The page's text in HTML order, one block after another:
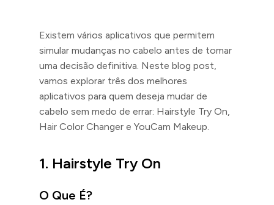
Existem vários aplicativos que permitem
simular mudanças no cabelo antes de tomar
uma decisão definitiva. Neste blog post,
vamos explorar três dos melhores
aplicativos para quem deseja mudar de
cabelo sem medo de errar: Hairstyle Try On,
Hair Color Changer e YouCam Makeup.
1. Hairstyle Try On
O Que É?